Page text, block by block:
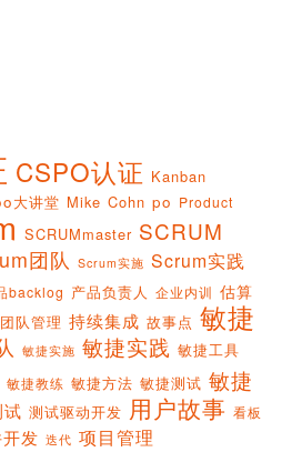
CSPO认证 Kanban
大讲堂 Mike Cohn po Product
SCRUMmaster SCRUM
团队 Scrum实施 Scrum实践
backlog 产品负责人 企业内训 估算
团队管理 持续集成 故事点 敏捷
敏捷实施 敏捷实践 敏捷工具
敏捷教练 敏捷方法 敏捷测试 敏捷
测试驱动开发 用户故事 看板
发 迭代 项目管理